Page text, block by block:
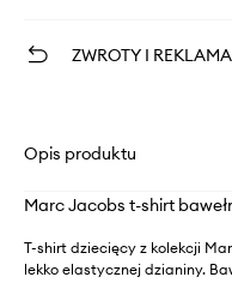
ZWROTY I
Opis produktu
Marc Jacobs t-shirt
T-shirt dziecięcy z kolekcji
lekko elastycznej dzianiny.